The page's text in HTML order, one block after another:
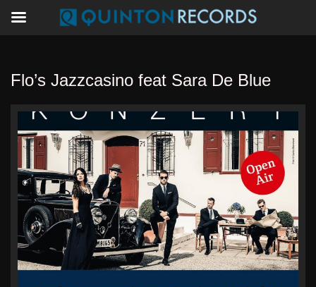
Flo’s Jazzcasino feat Sara De Blue